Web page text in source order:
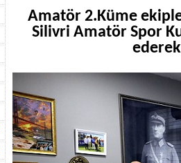
Amatör 2.Küme
Silivri Amatör Spor